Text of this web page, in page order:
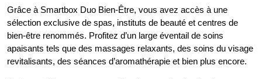
Grâce à Smartbox Duo Bien-Être, vous avez accès à une
sélection exclusive de spas, instituts de beauté et centres de
bien-être renommés. Profitez d’un large éventail de soins
apaisants tels que des massages relaxants, des soins du visage
revitalisants, des séances d’aromathérapie et bien plus encore.